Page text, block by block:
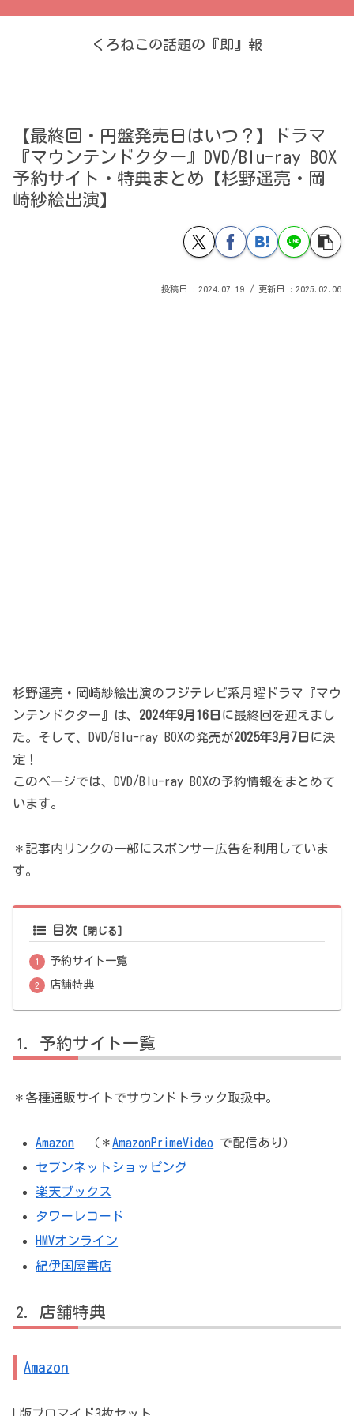
くろねこの話題の『即』報
【最終回・円盤発売日はいつ？】ドラマ
『マウンテンドクター』DVD/Blu-ray BOX
予約サイト・特典まとめ【杉野遥亮・岡
崎紗絵出演】
2024.07.19 2025.02.06
杉野遥亮・岡崎紗絵出演のフジテレビ系月曜ドラマ『マウ
ンテンドクター』は、 2024年9月16日 に最終回を迎えまし
た。そして、DVD/Blu-ray BOXの発売が2025年3月7日 に決
定！
このページでは、DVD/Blu-ray BOXの予約情報をまとめて
います。
＊記事内リンクの一部にスポンサー広告を利用していま
す。
目次
予約サイト一覧
店舗特典
予約サイト一覧
＊各種通販サイトでサウンドトラック取扱中。
Amazon （＊AmazonPrimeVideo で配信あり）
セブンネットショッピング
楽天ブックス
タワーレコード
HMVオンライン
紀伊国屋書店
店舗特典
Amazon